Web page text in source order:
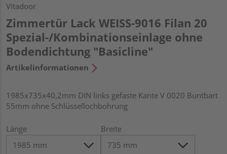
Vitadoor
Zimmertür Lack WEISS-9016 Filan 20
Spezial-/Kombinationseinlage ohne
Bodendichtung "Basicline"
Artikelinformationen
1985x735x40,2mm DIN links gefaste Kante V 0020 Buntbart
55mm ohne Schlüssellochbohrung
Länge Breite